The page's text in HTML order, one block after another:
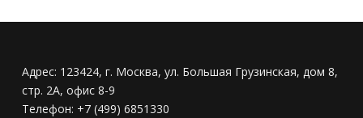
Адрес: 123424, г. Москва, ул. Большая Грузинская, дом 8,
стр. 2А, офис 8-9
Телефон: +7 (499) 6851330